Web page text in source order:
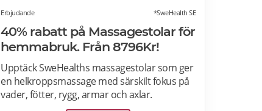
Erbjudande *SweHealth SE
40% rabatt på Massagestolar för
hemmabruk. Från 8796Kr!
Upptäck SweHealths massagestolar som ger
en helkroppsmassage med särskilt fokus på
vader, fötter, rygg, armar och axlar.
Fördelarna med att använda en massagestol